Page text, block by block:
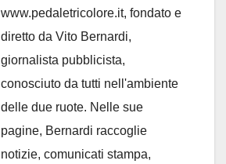
www.pedaletricolore.it, fondato e
diretto da Vito Bernardi,
giornalista pubblicista,
conosciuto da tutti nell'ambiente
delle due ruote. Nelle sue
pagine, Bernardi raccoglie
notizie, comunicati stampa,